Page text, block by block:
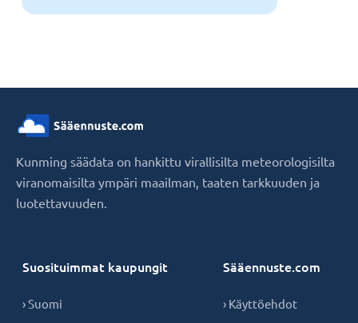
Kunming säädata on hankittu virallisilta meteorologisilta
viranomaisilta ympäri maailman, taaten tarkkuuden ja
luotettavuuden.
Suosituimmat kaupungit
› Suomi
Sääennuste.com
› Käyttöehdot